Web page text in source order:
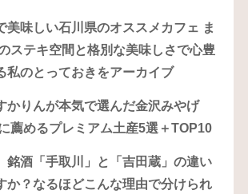
美味しい石川県のオススメカフェ ま
ステキ空間と格別な美味しさで心豊
私のとっておきをアーカイブ
かりんが本気で選んだ金沢みやげ
薦めるプレミアム土産5選＋TOP10
銘酒「手取川」と「吉田蔵」の違い
か？なるほどこんな理由で分けられ